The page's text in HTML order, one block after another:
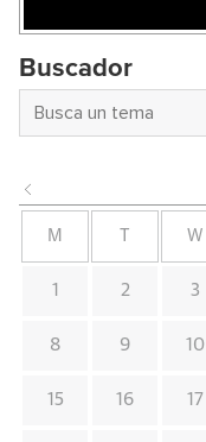
Buscador
M W
1 2 3
8 9 10
15 16 17